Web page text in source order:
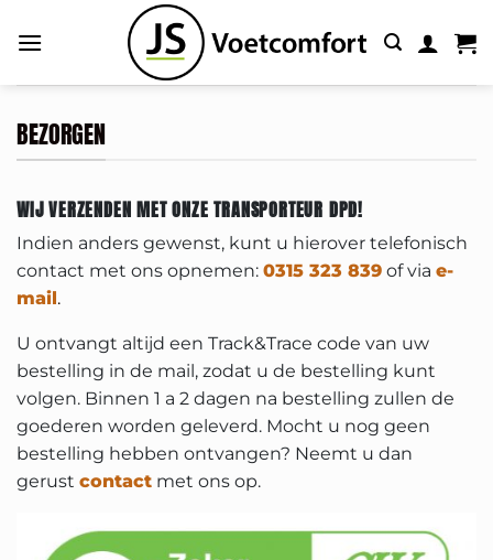
naar
BEZORGEN
WIJ VERZENDEN MET ONZE TRANSPORTEUR DPD!
Indien anders gewenst, kunt u hierover telefonisch
contact met ons opnemen: 0315 323 839 of via e-
mail.
U ontvangt altijd een Track&Trace code van uw
bestelling in de mail, zodat u de bestelling kunt
volgen. Binnen 1 a 2 dagen na bestelling zullen de
goederen worden geleverd. Mocht u nog geen
bestelling hebben ontvangen? Neemt u dan
gerust contact met ons op.